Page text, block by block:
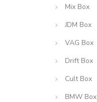
Mix Box
JDM Box
VAG Box
Drift Box
Cult Box
BMW Box